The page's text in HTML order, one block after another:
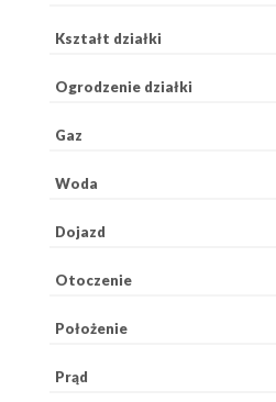
Kształt działki
Ogrodzenie działki
Gaz
Woda
Dojazd
Otoczenie
Położenie
Prąd